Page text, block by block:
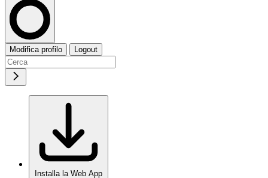
Modifica profilo Logout
Installa la Web App